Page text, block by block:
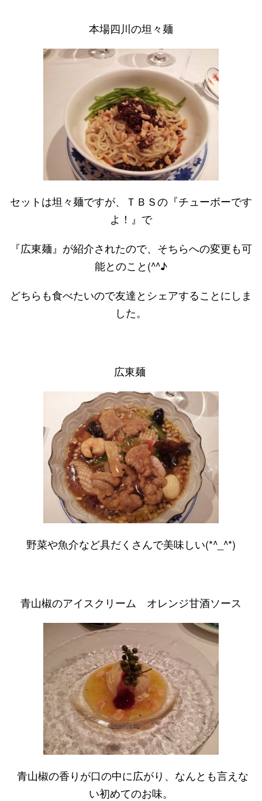
本場四川の坦々麺
セットは坦々麺ですが、ＴＢＳの『チューボーです
よ！』で
『広東麺』が紹介されたので、そちらへの変更も可
能とのこと(^^♪
どちらも食べたいので友達とシェアすることにしま
した。
広東麺
野菜や魚介など具だくさんで美味しい(*^_^*)
青山椒のアイスクリーム オレンジ甘酒ソース
青山椒の香りが口の中に広がり、なんとも言えな
い初めてのお味。